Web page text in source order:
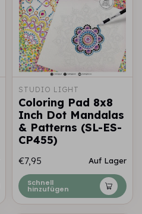
STUDIO LIGHT
Coloring Pad 8x8
Inch Dot Mandalas
& Patterns (SL-ES-
CP455)
€7,95 Auf Lager
Schnell
hinzufügen